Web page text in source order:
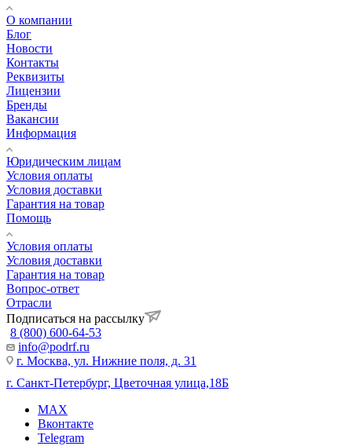
О компании
Блог
Новости
Контакты
Реквизиты
Лицензии
Бренды
Вакансии
Информация
Юридическим лицам
Условия оплаты
Условия доставки
Гарантия на товар
Помощь
Условия оплаты
Условия доставки
Гарантия на товар
Вопрос-ответ
Отрасли
Подписаться на рассылку
8 (800) 600-64-53
info@podrf.ru
г. Москва, ул. Нижние поля, д. 31
г. Санкт-Петербург, Цветочная улица,18Б
MAX
Вконтакте
Telegram